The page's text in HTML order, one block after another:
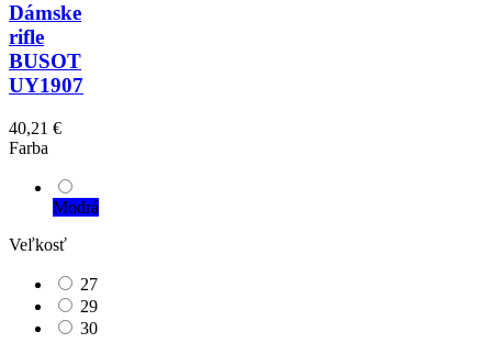
Dámske
rifle
BUSOT
UY1907
40,21 €
Farba
Modrá
Veľkosť
27
29
30